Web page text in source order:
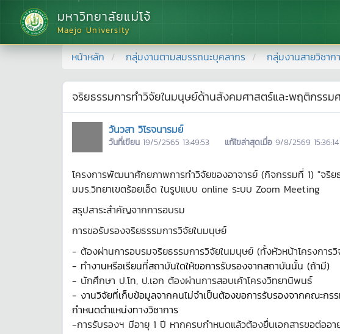
มหาวิทยาลัยแม่โจ้
Maejo University
หน้าหลัก กลุ่มงานตามสมรรถนะบุคลากร กลุ่มงานสายวิชาก
จริยธรรมการทำวิจัยในมนุษย์ด้านสังคมศาสตร์และพฤติกรรม
วันวสา วิโรจนารมย์
วันที่เขียน 19/5/2565 13:49:53 แก้ไขล่าสุดเมื่อ 9/8/2569 15:36:14
โครงการพัฒนาศักยภาพการทำวิจัยของอาจารย์ (กิจกรรมที่ 1) "จริ
มมร.วิทยาเขตร้อยเอ็ด ในรูปแบบ online ระบบ Zoom Meeting
สรุปสาระสำคัญจากการอบรม
การขอรับรองจริยธรรมการวิจัยในมนุษย์
- ต้องผ่านการอบรมจริยธรรมการวิจัยในมนุษย์ (ทั้งหัวหน้าโครงการ
- ทำงานหรือเรียนที่สถาบันใดให้ขอการรับรองจากสถาบันนั้น (ถ้ามี)
- นักศึกษา ป.โท, ป.เอก ต้องผ่านการสอบเค้าโครงวิทยานิพนธ์
- งานวิจัยที่เก็บข้อมูลจากคนไม่จำเป็นต้องขอการรับรองจากคณะกร
กำหนดตำแหน่งทางวิชาการ
-การรับรองฯ มีอายุ 1 ปี หากครบกำหนดแล้วต้องยื่นเอกสารขอต่ออ